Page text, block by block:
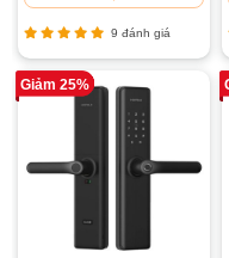
9 đánh giá
Giảm 25%